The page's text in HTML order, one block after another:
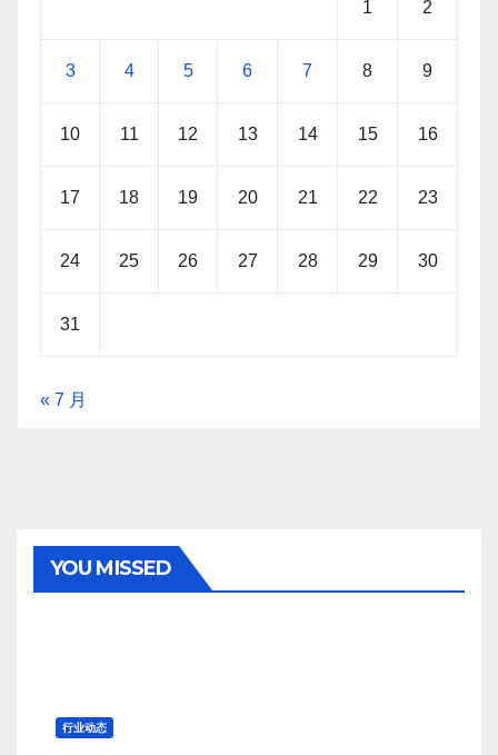
1 2
3 4 5 6 7 8 9
10 11 12 13 14 15 16
17 18 19 20 21 22 23
24 25 26 27 28 29 30
31
« 7 月
YOU MISSED
行业动态